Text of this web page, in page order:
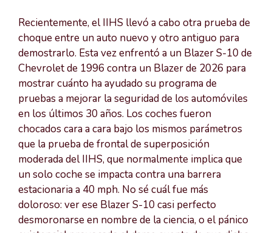
Recientemente, el IIHS llevó a cabo otra prueba de
choque entre un auto nuevo y otro antiguo para
demostrarlo. Esta vez enfrentó a un Blazer S-10 de
Chevrolet de 1996 contra un Blazer de 2026 para
mostrar cuánto ha ayudado su programa de
pruebas a mejorar la seguridad de los automóviles
en los últimos 30 años. Los coches fueron
chocados cara a cara bajo los mismos parámetros
que la prueba de frontal de superposición
moderada del IIHS, que normalmente implica que
un solo coche se impacta contra una barrera
estacionaria a 40 mph. No sé cuál fue más
doloroso: ver ese Blazer S-10 casi perfecto
desmoronarse en nombre de la ciencia, o el pánico